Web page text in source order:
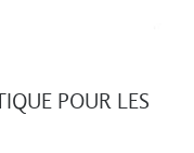
POUR LES